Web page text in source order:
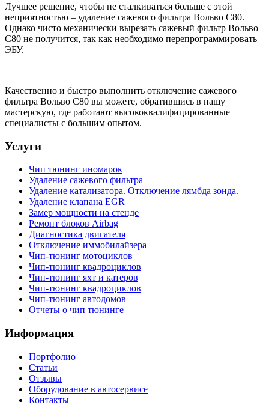
Лучшее решение, чтобы не сталкиваться больше с этой
неприятностью – удаление сажевого фильтра Вольво С80.
Однако чисто механически вырезать сажевый фильтр Вольво
С80 не получится, так как необходимо перепрограммировать
ЭБУ.
Качественно и быстро выполнить отключение сажевого
фильтра Вольво С80 вы можете, обратившись в нашу
мастерскую, где работают высококвалифицированные
специалисты с большим опытом.
Услуги
Чип тюнинг иномарок
Удаление сажевого фильтра
Удаление катализатора. Отключение лямбда зонда.
Удаление клапана EGR
Замер мощности на стенде
Ремонт блоков Airbag
Диагностика двигателя
Отключение иммобилайзера
Чип-тюнинг мотоциклов
Чип-тюнинг квадроциклов
Чип-тюнинг яхт и катеров
Чип-тюнинг квадроциклов
Чип-тюнинг автодомов
Отчеты о чип тюнинге
Информация
Портфолио
Статьи
Отзывы
Оборудование в автосервисе
Контакты